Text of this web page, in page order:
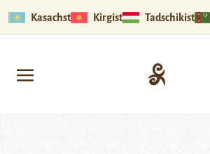
Kasachstan Kirgistan Tadschikistan